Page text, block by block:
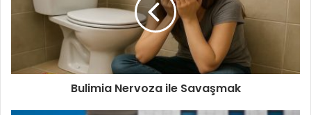
Bulimia Nervoza ile Savaşmak